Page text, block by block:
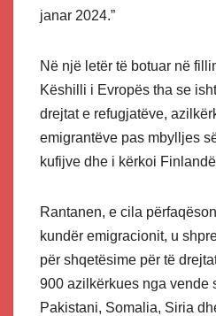
janar 2024.”
Në një letër të botuar në
Këshilli i Evropës tha se
drejtat e refugjatëve,
emigrantëve pas mbylljes
kufijve dhe i kërkoi
Rantanen, e cila
kundër emigracionit, u
për shqetësime për të
900 azilkërkues nga vende
Pakistani, Somalia, Siria